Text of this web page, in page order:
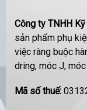
Công ty TNHH
sản phẩm phụ
việc ràng buộc
dring, móc J, móc
Mã số thuế: